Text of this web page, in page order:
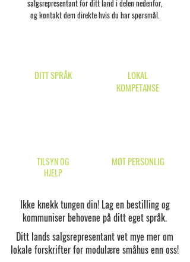
salgsrepresentant for ditt land i delen nedenfor,
og kontakt dem direkte hvis du har spørsmål.
DITT SPRÅK
TILSYN OG
HJELP
LOKAL
KOMPETANSE
MØT PERSONLIG
Ikke knekk tungen din! Lag en bestilling og
kommuniser behovene på ditt eget språk.
Ditt lands salgsrepresentant vet mye mer om
lokale forskrifter for modulære småhus enn oss!